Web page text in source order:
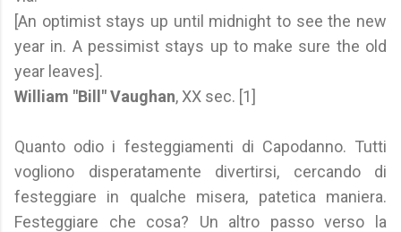
[An optimist stays up until midnight to see the new
year in. A pessimist stays up to make sure the old
year leaves].
William "Bill" Vaughan, XX sec. [1]
Quanto odio i festeggiamenti di Capodanno. Tutti
vogliono disperatamente divertirsi, cercando di
festeggiare in qualche misera, patetica maniera.
Festeggiare che cosa? Un altro passo verso la